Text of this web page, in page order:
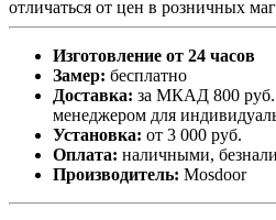
отличаться от цен в розничных
Изготовление от 24 часов
Замер: бесплатно
Доставка: за МКАД 800 руб.
менеджером для
Установка: от 3 000 руб.
Оплата: наличными,
Производитель: Mosdoor